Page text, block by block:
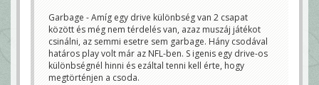
Garbage - Amíg egy drive különbség van 2 csapat
között és még nem térdelés van, azaz muszáj játékot
csinálni, az semmi esetre sem garbage. Hány csodával
határos play volt már az NFL-ben. S igenis egy drive-os
különbségnél hinni és ezáltal tenni kell érte, hogy
megtörténjen a csoda.